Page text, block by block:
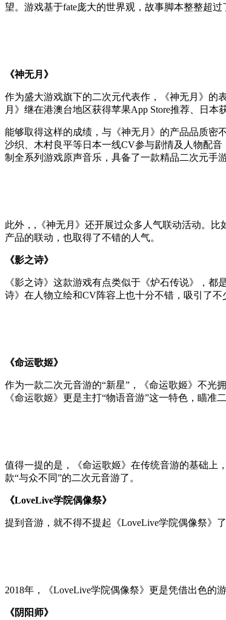
望。游戏基于fate庞大的世界观，故事脚本整整超
《神无月》
作为盛大游戏旗下的二次元代表作，《神无月》的
月》继在港澳台地区获得苹果App Store推荐、日本
能够取得这样的成绩，与《神无月》的产品品质密
沙织、木村良平等日本一线CV参与剧情及人物配
制全系列游戏原声音乐，具备了一款精品二次元手
此外，,《神无月》还开展过众多人气联动活动。
产品的联动，也取得了不错的人气。
《影之诗》
《影之诗》这款游戏有点类似于《炉石传说》，
诗》在人物立绘和CV阵容上也十分不错，吸引了不
《命运歌姬》
作为一款二次元音游的“新星”，《命运歌姬》不光
《命运歌姬》更是主打“物语音游”这一特色，瞄准
值得一提的是，《命运歌姬》在传统音游的基础上
款“与众不同”的二次元音游了。
《LoveLive学院偶像祭》
提到音游，就不得不提起《LoveLive学院偶像祭》
2018年，《LoveLive学院偶像祭》更是凭借出色的
《阴阳师》